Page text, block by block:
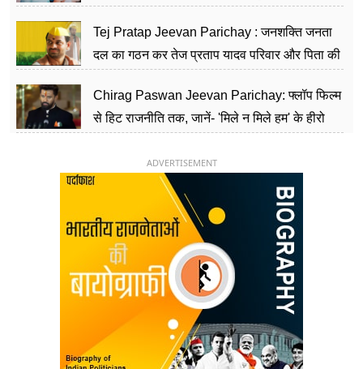
Tej Pratap Jeevan Parichay : जनशक्ति जनता
दल का गठन कर तेज प्रताप यादव परिवार और पिता की
Chirag Paswan Jeevan Parichay: फ्लॉप फिल्म
से हिट राजनीति तक, जानें- 'मिले न मिले हम' के हीरो
ADVERTISEMENT